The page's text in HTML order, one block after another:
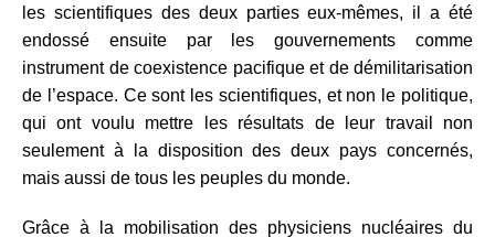
les scientifiques des deux parties eux-mêmes, il a été
endossé ensuite par les gouvernements comme
instrument de coexistence pacifique et de démilitarisation
de l’espace. Ce sont les scientifiques, et non le politique,
qui ont voulu mettre les résultats de leur travail non
seulement à la disposition des deux pays concernés,
mais aussi de tous les peuples du monde.
Grâce à la mobilisation des physiciens nucléaires du